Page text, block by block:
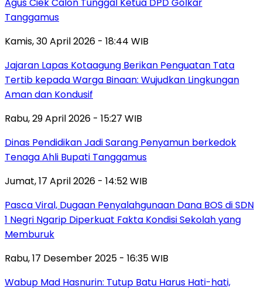
Tanggamus
Kamis, 30 April 2026 - 18:44 WIB
Jajaran Lapas Kotaagung Berikan Penguatan Tata
Tertib kepada Warga Binaan: Wujudkan Lingkungan
Aman dan Kondusif
Rabu, 29 April 2026 - 15:27 WIB
Dinas Pendidikan Jadi Sarang Penyamun berkedok
Tenaga Ahli Bupati Tanggamus
Jumat, 17 April 2026 - 14:52 WIB
Pasca Viral, Dugaan Penyalahgunaan Dana BOS di SDN
1 Negri Ngarip Diperkuat Fakta Kondisi Sekolah yang
Memburuk
Rabu, 17 Desember 2025 - 16:35 WIB
Wabup Mad Hasnurin: Tutup Batu Harus Hati-hati,